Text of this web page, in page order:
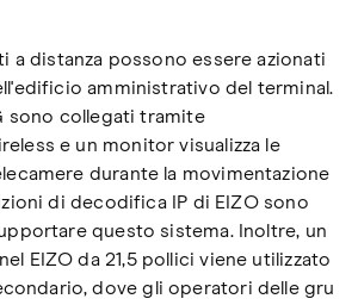
a distanza possono essere azionati
amministrativo del terminal.
sono collegati tramite
e un monitor visualizza le
durante la movimentazione
di decodifica IP di EIZO sono
questo sistema. Inoltre, un
EIZO da 21,5 pollici viene utilizzato
dove gli operatori delle gru